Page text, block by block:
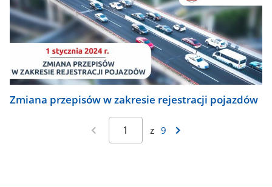
Zmiana przepisów w zakresie rejestracji pojazdów
z 9